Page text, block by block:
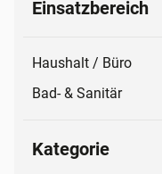
Einsatzbereich
Haushalt / Büro
Bad- & Sanitär
Kategorie